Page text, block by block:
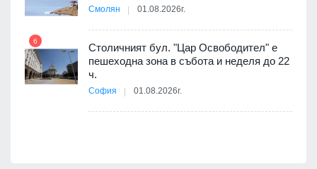
Смолян 01.08.2026г.
6
Столичният бул. "Цар Освободител" е
пешеходна зона в събота и неделя до 22
ч.
София 01.08.2026г.